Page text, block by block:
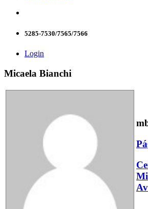
5285-7530/7565/7566
Login
Micaela Bianchi